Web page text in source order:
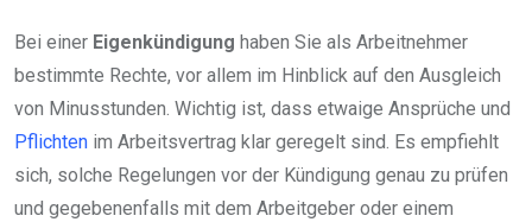
Bei einer Eigenkündigung haben Sie als Arbeitnehmer
bestimmte Rechte, vor allem im Hinblick auf den Ausgleich
von Minusstunden. Wichtig ist, dass etwaige Ansprüche und
Pflichten im Arbeitsvertrag klar geregelt sind. Es empfiehlt
sich, solche Regelungen vor der Kündigung genau zu prüfen
und gegebenenfalls mit dem Arbeitgeber oder einem